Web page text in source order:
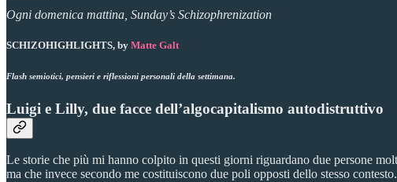
Ogni domenica mattina, Sunday’s Schizophrenization
SCHIZOHIGHLIGHTS, by Matte Galt
Flash semiotici, pensieri e riflessioni personali della settimana.
Luigi e Lilly, due facce dell’algocapitalismo autodistruttivo
Le storie che più mi hanno colpito in questi giorni riguardano due persone
ma che invece secondo me costituiscono due poli opposti dello stesso